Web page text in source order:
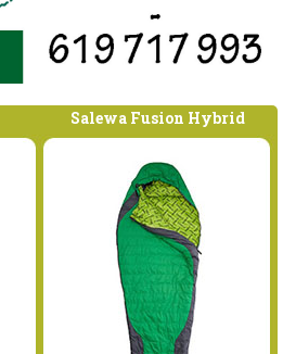
Salewa Fusion Hybrid